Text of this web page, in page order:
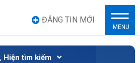
ĐĂNG TIN MỚI
MENU
Hiện tìm kiếm